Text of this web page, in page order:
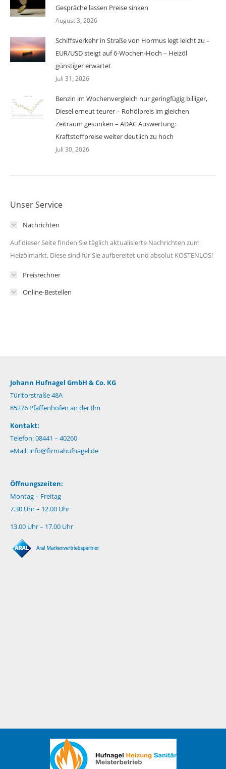
Gespräche lassen Preise sinken
August 3, 2026
Schiffsverkehr in Straße von Hormus legt leicht zu –
EUR/USD steigt auf 6-Wochen-Hoch – Heizöl
günstiger erwartet
Juli 31, 2026
Benzin im Wochenvergleich nur geringfügig billiger,
Diesel erneut teurer – Rohölpreis im gleichen
Zeitraum gesunken – ADAC Auswertung:
Kraftstoffpreise weiter deutlich zu hoch
Juli 30, 2026
Unser Service
Nachrichten
Auf dieser Seite finden Sie täglich aktualisierte Nachrichten zum
Heizölmarkt. Diese sind für Sie aufbereitet und absolut KOSTENLOS!
Preisrechner
Online-Bestellen
Johann Hufnagel GmbH & Co. KG
Türltorstraße 48A
85276 Pfaffenhofen an der Ilm
Kontakt:
Telefon: 08441 – 40260
eMail: info@firmahufnagel.de
Öffnungszeiten:
Montag – Freitag
7.30 Uhr – 12.00 Uhr
13.00 Uhr – 17.00 Uhr